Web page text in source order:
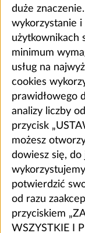
duże
wykorzystanie
użytkownikach
minimum
usług na
cookies
prawidłowego
analizy liczby
przycisk
możesz
dowiesz się,
potwierdzić
od razu
przyciskiem
WSZYSTKIE I